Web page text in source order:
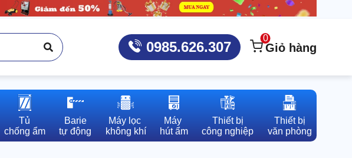
0985.626.307
0
Giỏ hàng
Tủ
chống ẩm
Barie
tự động
Máy lọc
không khí
Máy
hút ẩm
Thiết bị
công nghiệp
Thiết bị
văn phòng